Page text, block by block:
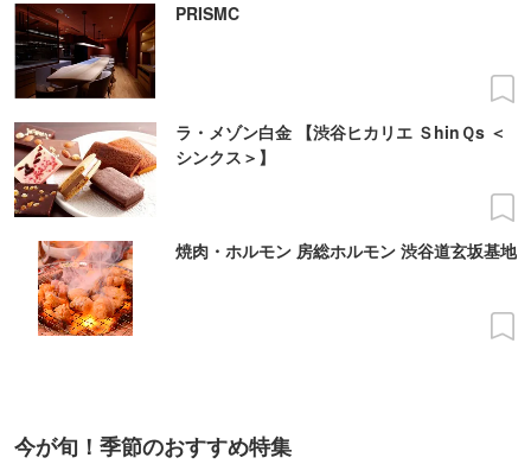
PRISMC
ラ・メゾン白金 【渋谷ヒカリエ ＳhinＱs ＜
シンクス＞】
焼肉・ホルモン 房総ホルモン 渋谷道玄坂基地
今が旬！季節のおすすめ特集